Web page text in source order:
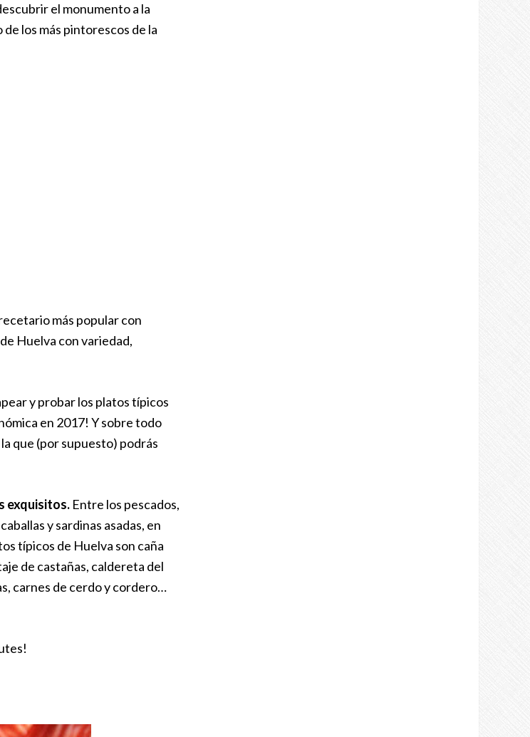
el monumento a la
los más pintorescos de la
más popular con
Huelva con variedad,
y probar los platos típicos
en 2017! Y sobre todo
que (por supuesto) podrás
exquisitos. Entre los pescados,
y sardinas asadas, en
típicos de Huelva son caña
de castañas, caldereta del
carnes de cerdo y cordero…